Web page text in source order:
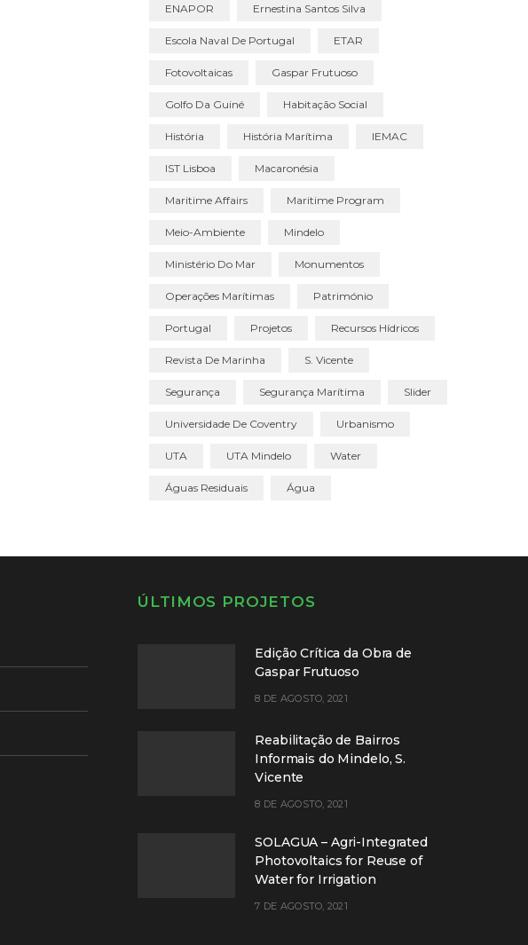
ENAPOR Ernestina Santos Silva
Escola Naval De Portugal ETAR
Fotovoltaicas Gaspar Frutuoso
Golfo Da Guiné Habitação Social
História História Marítima IEMAC
IST Lisboa Macaronésia
Maritime Affairs Maritime Program
Meio-Ambiente Mindelo
Ministério Do Mar Monumentos
Operações Marítimas Património
Portugal Projetos Recursos Hídricos
Revista De Marinha S. Vicente
Segurança Segurança Marítima Slider
Universidade De Coventry Urbanismo
UTA UTA Mindelo Water
Águas Residuais Água
ÚLTIMOS PROJETOS
Edição Crítica da Obra de
Gaspar Frutuoso
8 DE AGOSTO, 2021
Reabilitação de Bairros
Informais do Mindelo, S.
Vicente
8 DE AGOSTO, 2021
SOLAGUA – Agri-Integrated
Photovoltaics for Reuse of
Water for Irrigation
7 DE AGOSTO, 2021